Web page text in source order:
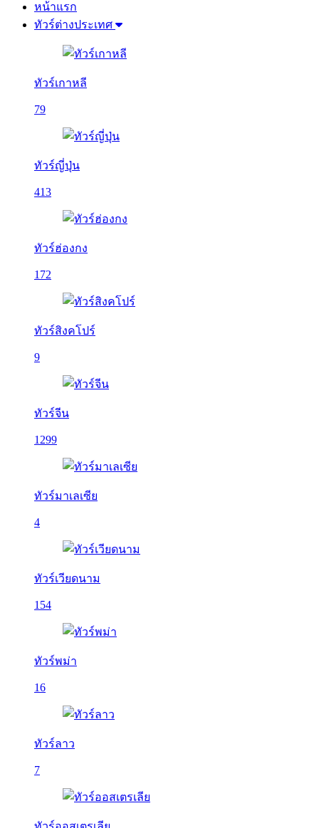
หน้าแรก
ทัวร์ต่างประเทศ
ทัวร์เกาหลี
79
ทัวร์ญี่ปุ่น
413
ทัวร์ฮ่องกง
172
ทัวร์สิงคโปร์
9
ทัวร์จีน
1299
ทัวร์มาเลเซีย
4
ทัวร์เวียดนาม
154
ทัวร์พม่า
16
ทัวร์ลาว
7